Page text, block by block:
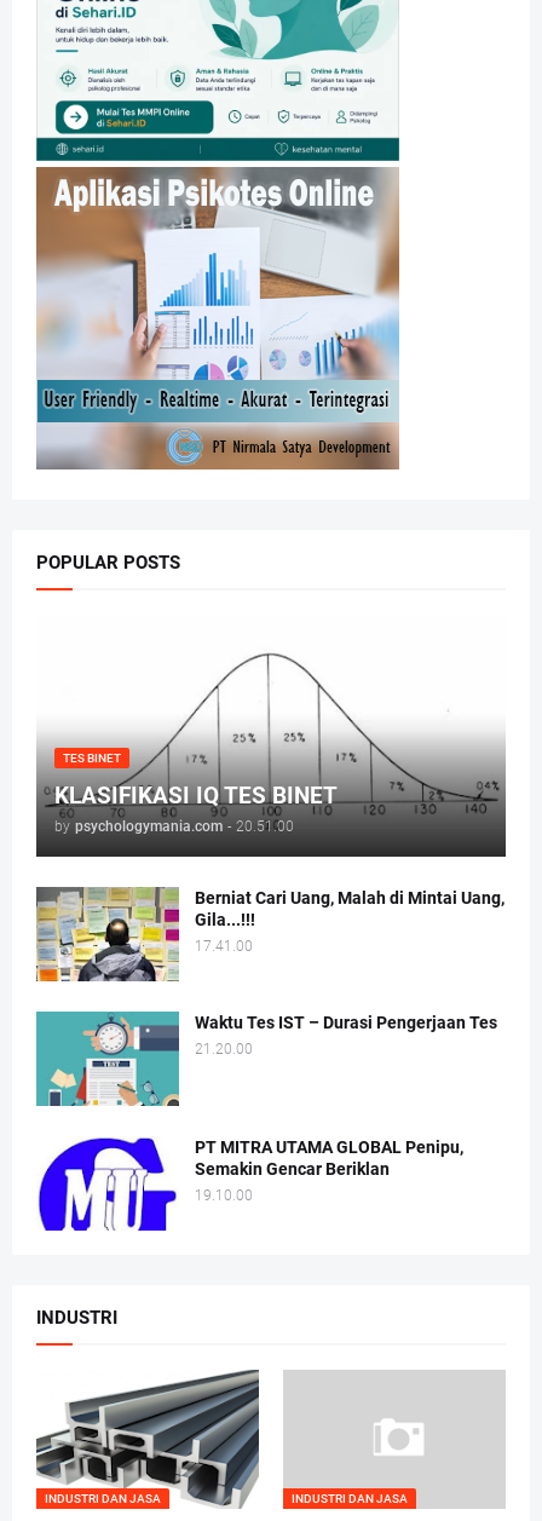
POPULAR POSTS
TES BINET
KLASIFIKASI IQ TES BINET
by psychologymania.com - 20.51.00
Berniat Cari Uang, Malah di Mintai Uang,
Gila...!!!
17.41.00
Waktu Tes IST – Durasi Pengerjaan Tes
21.20.00
PT MITRA UTAMA GLOBAL Penipu,
Semakin Gencar Beriklan
19.10.00
INDUSTRI
INDUSTRI DAN JASA INDUSTRI DAN JASA